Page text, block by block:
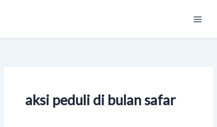
Menu
aksi peduli di bulan safar